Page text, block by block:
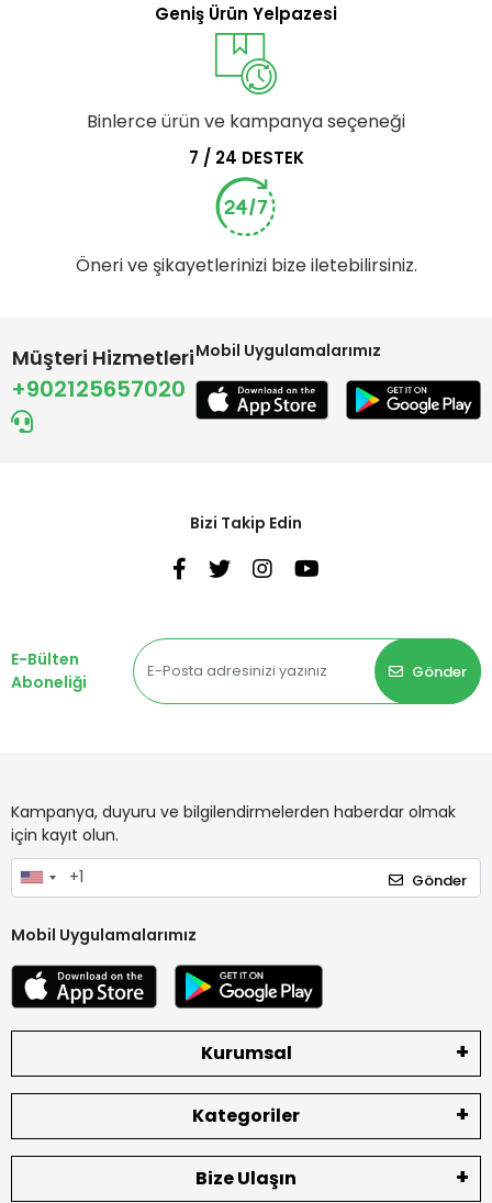
Geniş Ürün Yelpazesi
Binlerce ürün ve kampanya seçeneği
7 / 24 DESTEK
Öneri ve şikayetlerinizi bize iletebilirsiniz.
Müşteri Hizmetleri
+902125657020
Mobil Uygulamalarımız
Bizi Takip Edin
E-Bülten
Aboneliği
Gönder
Kampanya, duyuru ve bilgilendirmelerden haberdar olmak
için kayıt olun.
Gönder
Mobil Uygulamalarımız
Kurumsal
Kategoriler
Bize Ulaşın